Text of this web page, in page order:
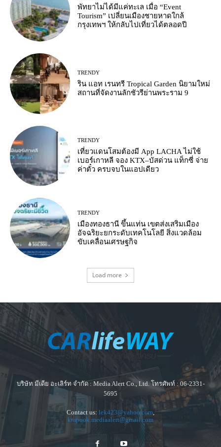
พัทยาไม่ได้มีแค่ทะเล เมื่อ “Event
Tourism” เปลี่ยนเมืองชายหาดใกล้
กรุงเทพฯ ให้กลับไปเที่ยวได้ตลอดปี
TRENDY
ริน แอท เรนทรี Tropical Garden นิยามใหม่
สถานที่จัดงานลักชัวรีย่านพระราม 9
TRENDY
เที่ยวแดนโสมต้องมี App LACHA ไม่ใช้
เบอร์เกาหลี จอง KTX–บัสด่วน แท็กซี่ จ่าย
ค่าตั๋ว ครบจบในแอปเดียว
TRENDY
เมืองทองธานี ขึ้นแท่น เขตส่งเสริมเมือง
อัจฉริยะยกระดับเทคโนโลยี สิ่งแวดล้อม
ขับเคลื่อนเศรษฐกิจ
Load more
บริษัท มีเดีย อะเลิร์ท จำกัด : Media Alert Co., Ltd. โทรศัพท์ : 06-2331-
5695
Contact us: lek423@yahoo.com,
krapook.mediaalert@gmail.com